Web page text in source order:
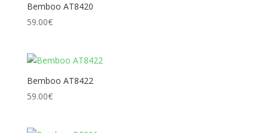
Bemboo AT8420
59.00€
Bemboo AT8422
59.00€